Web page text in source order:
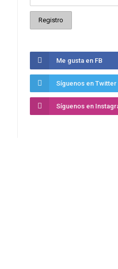
Me gusta en FB
Síguenos en Twitter
Síguenos en